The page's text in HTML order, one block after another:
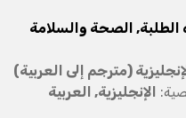
الطلبة, الصحة والسلامة
(مترجم إلى العربية)
الإنجليزية, العربية